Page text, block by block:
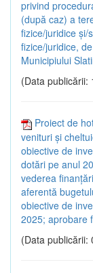
privind
(după caz) a
fizice/juridice și/
fizice/juridice,
Municipiului
(Data publicării:
Proiect de
venituri și
obiective de
dotări pe anul
vederea
aferentă
obiective de
2025; aprobare
(Data publicării: